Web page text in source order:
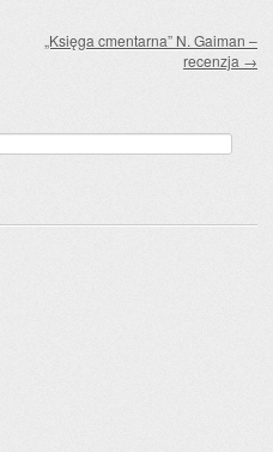
„Księga cmentarna” N. Gaiman –
recenzja →